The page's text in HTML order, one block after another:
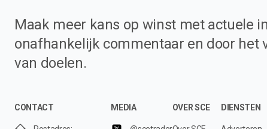
Maak meer kans op winst met actuele
onafhankelijk commentaar en door het
van doelen.
CONTACT MEDIA OVER SCE DIENSTEN